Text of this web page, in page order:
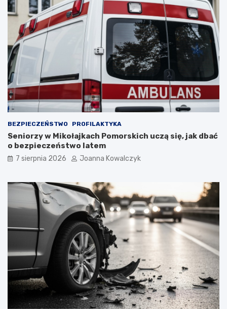
BEZPIECZEŃSTWO PROFILAKTYKA
Seniorzy w Mikołajkach Pomorskich uczą się, jak dbać
o bezpieczeństwo latem
7 sierpnia 2026 Joanna Kowalczyk